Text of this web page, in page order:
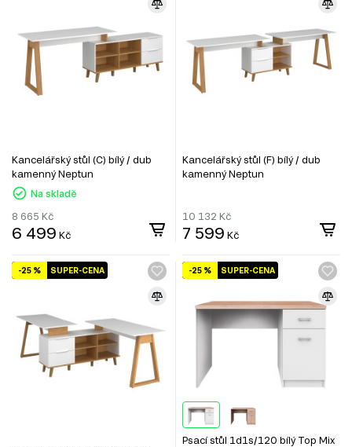
Kancelářský stůl (C) bílý / dub
kamenný Neptun
Na skladě
8 665 Kč
6 499 Kč
Kancelářský stůl (F) bílý / dub
kamenný Neptun
10 132 Kč
7 599 Kč
SUPER-CENA
-25 % SUPER-CENA
-25 %
Psací stůl 1d1s/120 bílý Top Mix